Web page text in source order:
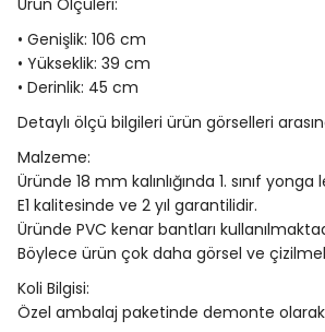
Ürün Ölçüleri:
• Genişlik: 106 cm
• Yükseklik: 39 cm
• Derinlik: 45 cm
Detaylı ölçü bilgileri ürün görselleri
Malzeme:
Üründe 18 mm kalınlığında 1. sınıf
E1 kalitesinde ve 2 yıl garantilidir.
Üründe PVC kenar bantları
Böylece ürün çok daha görsel ve
Koli Bilgisi:
Özel ambalaj paketinde demonte